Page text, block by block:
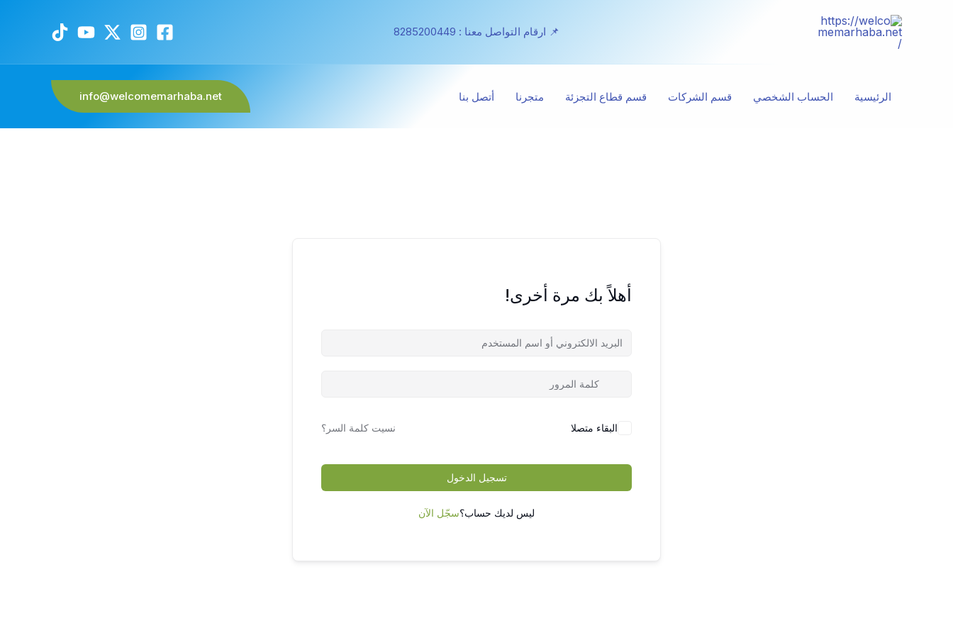
📌 ارقام التواصل معنا : 8285200449
الرئيسية الحساب الشخصي قسم الشركات قسم قطاع التجزئة متجرنا أتصل بنا info@welcomemarhaba.net
أهلاً بك مرة أخرى!
البقاء متصلا نسيت كلمة السر؟
تسجيل الدخول
ليس لديك حساب؟سجّل الآن